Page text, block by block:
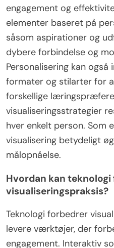
engagement og
elementer baseret på
såsom aspirationer og
dybere forbindelse og
Personalisering kan
formater og stilarter for
forskellige
visualiseringsstrategier
hver enkelt person. Som
visualisering betydeligt
målopnåelse.
Hvordan kan
visualiseringspraksis?
Teknologi forbedrer
levere værktøjer, der
engagement. Interaktiv